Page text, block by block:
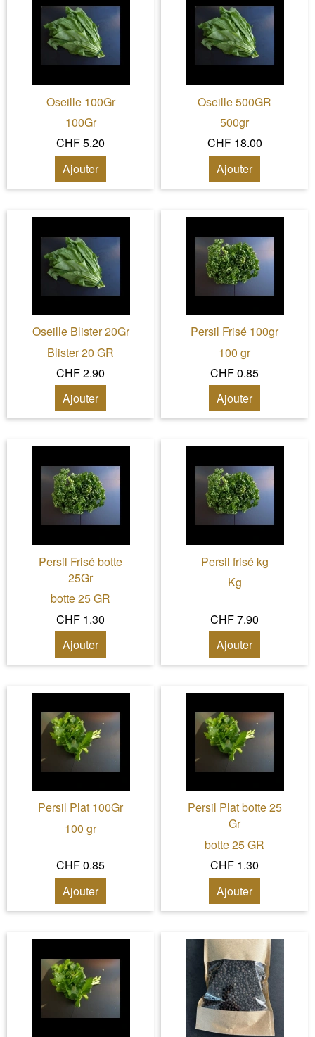
Oseille 100Gr
100Gr
CHF 5.20
Ajouter
Oseille 500GR
500gr
CHF 18.00
Ajouter
Oseille Blister 20Gr
Blister 20 GR
CHF 2.90
Ajouter
Persil Frisé 100gr
100 gr
CHF 0.85
Ajouter
Persil Frisé botte
25Gr
botte 25 GR
CHF 1.30
Ajouter
Persil frisé kg
Kg
CHF 7.90
Ajouter
Persil Plat 100Gr
100 gr
CHF 0.85
Ajouter
Persil Plat botte 25
Gr
botte 25 GR
CHF 1.30
Ajouter